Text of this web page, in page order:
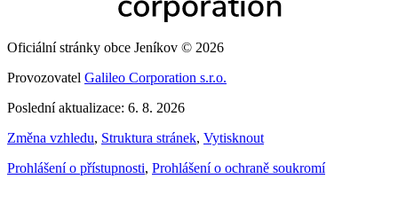
Oficiální stránky obce Jeníkov © 2026
Provozovatel Galileo Corporation s.r.o.
Poslední aktualizace: 6. 8. 2026
Změna vzhledu, Struktura stránek, Vytisknout
Prohlášení o přístupnosti, Prohlášení o ochraně soukromí